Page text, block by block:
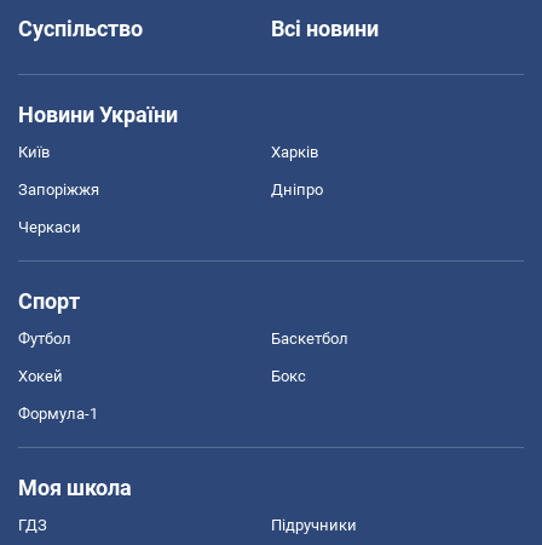
Суспільство
Всі новини
Новини України
Київ Харків
Запоріжжя Дніпро
Черкаси
Спорт
Футбол Баскетбол
Хокей Бокс
Формула-1
Моя школа
ГДЗ Підручники